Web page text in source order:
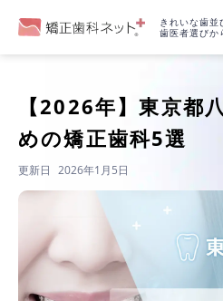
きれいな歯並
歯医者選びか
【2026年】東京都
めの矯正歯科5選
更新日 2026年1月5日